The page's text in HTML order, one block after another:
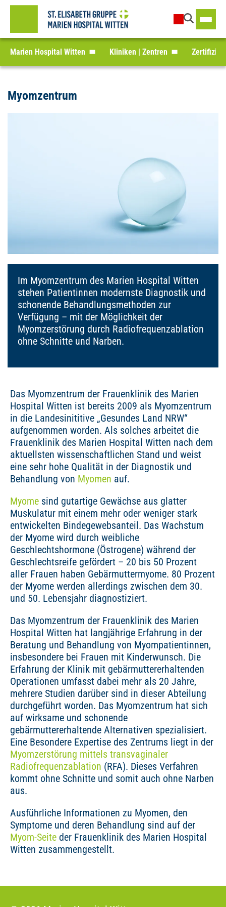
Marien Hospital Witten Kliniken | Zentren
Myomzentrum
Im Myomzentrum des Marien Hospital Witten
stehen Patientinnen modernste Diagnostik und
schonende Behandlungsmethoden zur
Verfügung – mit der Möglichkeit der
Myomzerstörung durch Radiofrequenzablation
ohne Schnitte und Narben.
Das Myomzentrum der Frauenklinik des Marien
Hospital Witten ist bereits 2009 als Myomzentrum
in die Landesinititive „Gesundes Land NRW“
aufgenommen worden. Als solches arbeitet die
Frauenklinik des Marien Hospital Witten nach dem
aktuellsten wissenschaftlichen Stand und weist
eine sehr hohe Qualität in der Diagnostik und
Behandlung von Myomen auf.
Myome sind gutartige Gewächse aus glatter
Muskulatur mit einem mehr oder weniger stark
entwickelten Bindegewebsanteil. Das Wachstum
der Myome wird durch weibliche
Geschlechtshormone (Östrogene) während der
Geschlechtsreife gefördert – 20 bis 50 Prozent
aller Frauen haben Gebärmuttermyome. 80 Prozent
der Myome werden allerdings zwischen dem 30.
und 50. Lebensjahr diagnostiziert.
Das Myomzentrum der Frauenklinik des Marien
Hospital Witten hat langjährige Erfahrung in der
Beratung und Behandlung von Myompatientinnen,
insbesondere bei Frauen mit Kinderwunsch. Die
Erfahrung der Klinik mit gebärmuttererhaltenden
Operationen umfasst dabei mehr als 20 Jahre,
mehrere Studien darüber sind in dieser Abteilung
durchgeführt worden. Das Myomzentrum hat sich
auf wirksame und schonende
gebärmuttererhaltende Alternativen spezialisiert.
Eine Besondere Expertise des Zentrums liegt in der
Myomzerstörung mittels transvaginaler
Radiofrequenzablation (RFA). Dieses Verfahren
kommt ohne Schnitte und somit auch ohne Narben
aus.
Ausführliche Informationen zu Myomen, den
Symptome und deren Behandlung sind auf der
Myom-Seite der Frauenklinik des Marien Hospital
Witten zusammengestellt.